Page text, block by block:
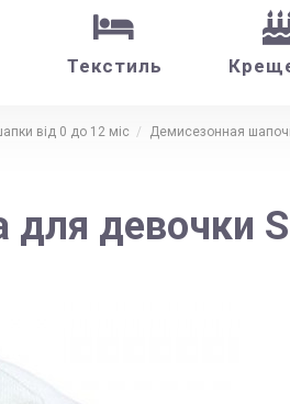
Текстиль
від 0 до 12 міс Демисезонная
девочки